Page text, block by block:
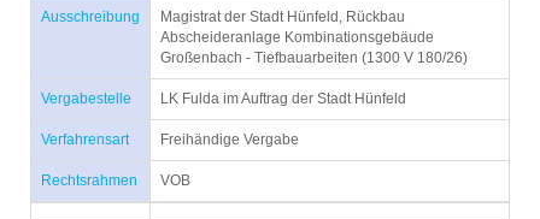
Ausschreibung
Magistrat der Stadt Hünfeld, Rückbau
Abscheideranlage Kombinationsgebäude
Großenbach - Tiefbauarbeiten (1300 V 180/26)
Vergabestelle LK Fulda im Auftrag der Stadt Hünfeld
Verfahrensart Freihändige Vergabe
Rechtsrahmen VOB